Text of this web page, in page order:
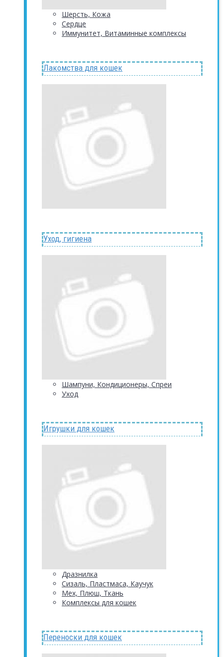
Шерсть, Кожа
Сердце
Иммунитет, Витаминные комплексы
Лакомства для кошек
Уход, гигиена
Шампуни, Кондиционеры, Спреи
Уход
Игрушки для кошек
Дразнилка
Сизаль, Пластмаса, Каучук
Мех, Плюш, Ткань
Комплексы для кошек
Переноски для кошек